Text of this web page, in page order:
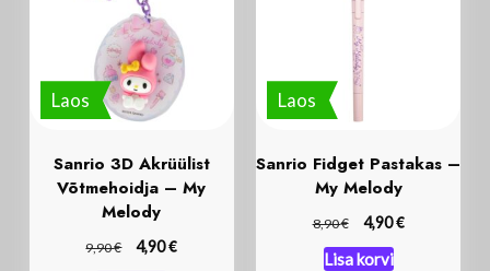
Laos
Sanrio 3D Akrüülist
Võtmehoidja – My
Melody
9,90€ 4,90€
Laos
Sanrio Fidget Pastakas –
My Melody
8,90€ 4,90€
Lisa korvi